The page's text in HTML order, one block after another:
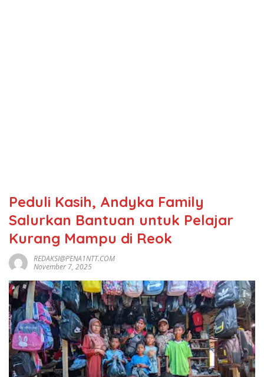
Peduli Kasih, Andyka Family
Salurkan Bantuan untuk Pelajar
Kurang Mampu di Reok
REDAKSI@PENA1NTT.COM
November 7, 2025